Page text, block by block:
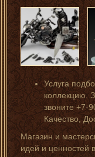
Услуга
коллекцию.
звоните +7-
Качество,
Магазин и
идей и ценностей